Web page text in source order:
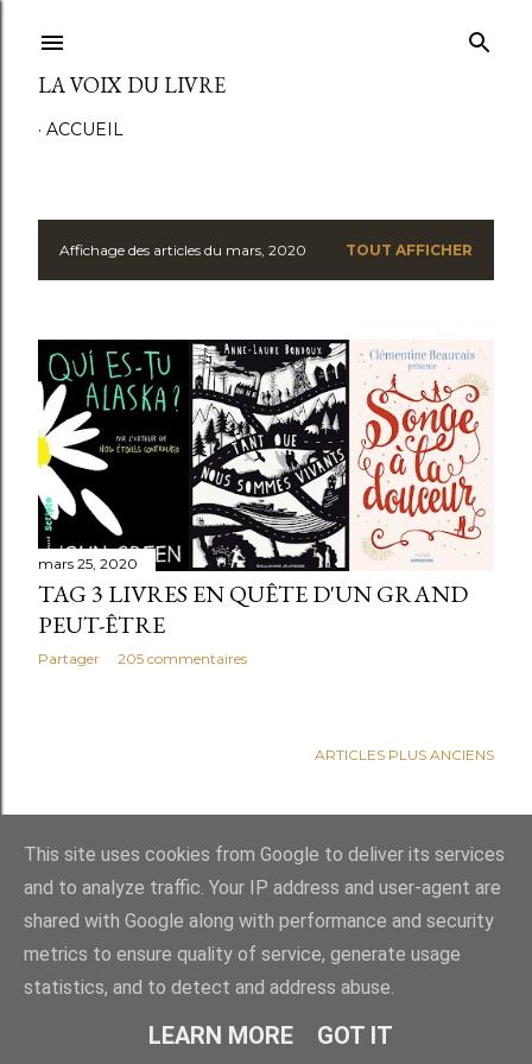
LA VOIX DU LIVRE
ACCUEIL
A
t
i
c
l
e
s
Affichage des articles du mars, 2020 TOUT AFFICHER
mars 25, 2020
TAG 3 LIVRES EN QUÊTE D'UN GRAND
PEUT-ÊTRE
Partager 205 commentaires
ARTICLES PLUS ANCIENS
Fourni par Blogger
Tous droits réservés Tom Lévêque
This site uses cookies from Google to deliver its services
and to analyze traffic. Your IP address and user-agent are
shared with Google along with performance and security
metrics to ensure quality of service, generate usage
statistics, and to detect and address abuse.
LEARN MORE GOT IT